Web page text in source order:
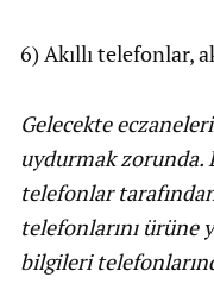
6) Akıllı telefonlar,
Gelecekte
uydurmak zorunda.
telefonlar
telefonlarını
bilgileri